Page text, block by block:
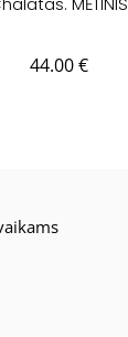
44.00€